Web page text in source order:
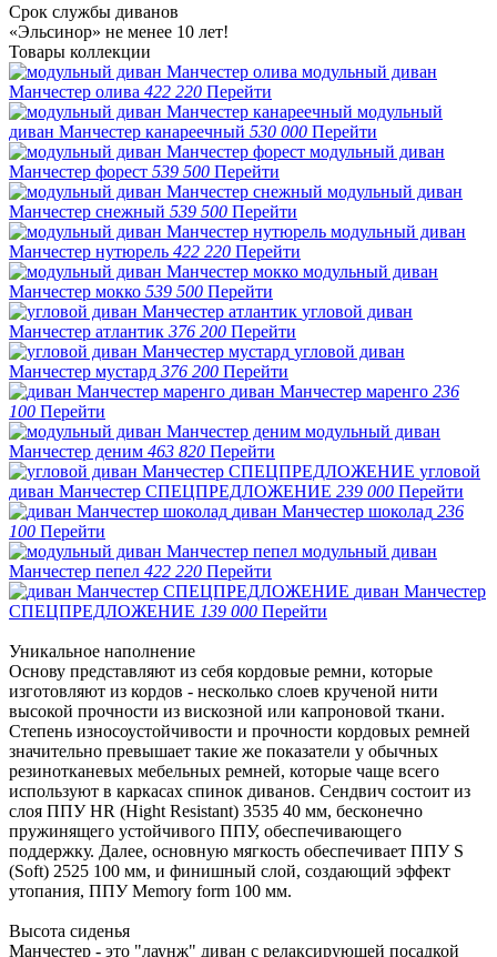
Срок службы диванов
«Эльсинор» не менее 10 лет!
Товары коллекции
модульный диван
Манчестер олива 422 220 Перейти
модульный
диван Манчестер канареечный 530 000 Перейти
модульный диван
Манчестер форест 539 500 Перейти
модульный диван
Манчестер снежный 539 500 Перейти
модульный диван
Манчестер нутюрель 422 220 Перейти
модульный диван
Манчестер мокко 539 500 Перейти
угловой диван
Манчестер атлантик 376 200 Перейти
угловой диван
Манчестер мустард 376 200 Перейти
диван Манчестер маренго 236
100 Перейти
модульный диван
Манчестер деним 463 820 Перейти
угловой
диван Манчестер СПЕЦПРЕДЛОЖЕНИЕ 239 000 Перейти
диван Манчестер шоколад 236
100 Перейти
модульный диван
Манчестер пепел 422 220 Перейти
диван Манчестер
СПЕЦПРЕДЛОЖЕНИЕ 139 000 Перейти
Уникальное наполнение
Основу представляют из себя кордовые ремни, которые
изготовляют из кордов - несколько слоев крученой нити
высокой прочности из вискозной или капроновой ткани.
Степень износоустойчивости и прочности кордовых ремней
значительно превышает такие же показатели у обычных
резинотканевых мебельных ремней, которые чаще всего
используют в каркасах спинок диванов. Сендвич состоит из
слоя ППУ HR (Hight Resistаnt) 3535 40 мм, бесконечно
пружинящего устойчивого ППУ, обеспечивающего
поддержку. Далее, основную мягкость обеспечивает ППУ S
(Soft) 2525 100 мм, и финишный слой, создающий эффект
утопания, ППУ Memory form 100 мм.
Высота сиденья
Манчестер - это "лаунж" диван с релаксирующей посадкой